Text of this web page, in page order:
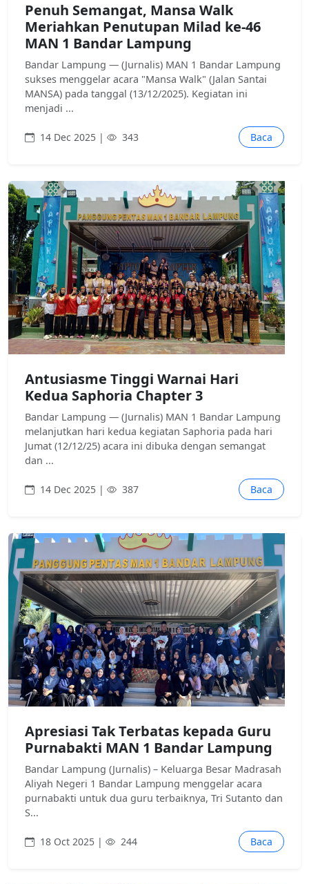
Penuh Semangat, Mansa Walk
Meriahkan Penutupan Milad ke-46
MAN 1 Bandar Lampung
Bandar Lampung — (Jurnalis) MAN 1 Bandar Lampung
sukses menggelar acara "Mansa Walk" (Jalan Santai
MANSA) pada tanggal (13/12/2025). Kegiatan ini
menjadi ...
14 Dec 2025 | 343 Baca
Antusiasme Tinggi Warnai Hari
Kedua Saphoria Chapter 3
Bandar Lampung — (Jurnalis) MAN 1 Bandar Lampung
melanjutkan hari kedua kegiatan Saphoria pada hari
Jumat (12/12/25) acara ini dibuka dengan semangat
dan ...
14 Dec 2025 | 387 Baca
Apresiasi Tak Terbatas kepada Guru
Purnabakti MAN 1 Bandar Lampung
Bandar Lampung (Jurnalis) – Keluarga Besar Madrasah
Aliyah Negeri 1 Bandar Lampung menggelar acara
purnabakti untuk dua guru terbaiknya, Tri Sutanto dan
S...
18 Oct 2025 | 244 Baca